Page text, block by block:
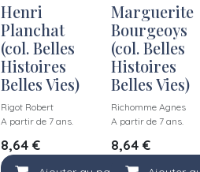
Henri
Planchat
(col. Belles
Histoires
Belles Vies)
Rigot Robert
A partir de 7 ans.
8,64 €
Marguerite
Bourgeoys
(col. Belles
Histoires
Belles Vies)
Richomme Agnes
A partir de 7 ans.
8,64€